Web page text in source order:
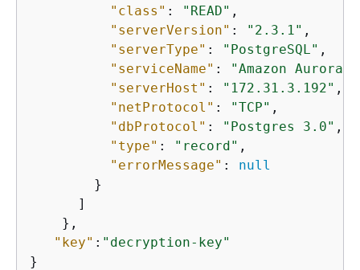
"class" : "READ" ,
"serverVersion" : "2.3.1" ,
"serverType" : "PostgreSQL" ,
"serviceName" :
"Amazon Aurora
"serverHost" : "172.31.3.192" ,
"netProtocol" : "TCP" ,
"dbProtocol" : "Postgres 3.0" ,
"type" : "record" ,
"errorMessage" : null
        }
      ]
    },
"key" : "decryption-key"
}